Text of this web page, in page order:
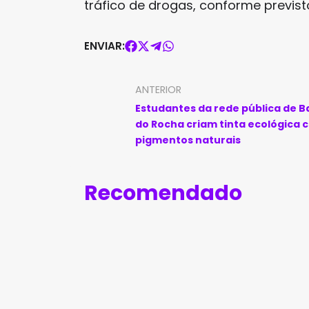
tráfico de drogas, conforme
ENVIAR:
ANTERIOR
Estudantes da rede pública de
do Rocha criam tinta ecológica
pigmentos naturais
Recomendado